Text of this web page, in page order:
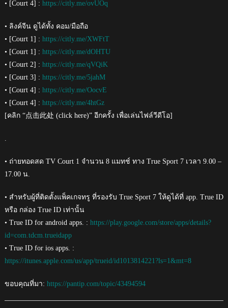
• [Court 4] : https://citly.me/ovUOq
• ลิงค์จีน ดูได้ทั้ง คอม/มือถือ
• [Court 1] : https://citly.me/XWFtT
• [Court 1] : https://citly.me/dOHTU
• [Court 2] : https://citly.me/qVQiK
• [Court 3] : https://citly.me/5jahM
• [Court 4] : https://citly.me/OocvE
• [Court 4] : https://citly.me/4htGz
[คลิก “点击此处 (click here)” อีกครั้ง เพื่อเล่นไฟล์วีดีโอ]
.
• ถ่ายทอดสด TV Court 1 จำนวน 8 แมทช์ ทาง True Sport 7 เวลา 9.00 –
17.00 น.
• สำหรับผู้ที่ติดตั้งแพ็คเกจทรู ที่รองรับ True Sport 7 ให้ดูได้ที่ app. True ID
หรือ กล่อง True ID เท่านั้น
• True ID for android apps. : https://play.google.com/store/apps/details?
id=com.tdcm.trueidapp
• True ID for ios apps. :
https://itunes.apple.com/us/app/trueid/id1013814221?ls=1&mt=8
ขอบคุณที่มา: https://pantip.com/topic/43494594